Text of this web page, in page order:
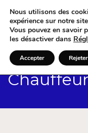
Nous utilisons des
expérience sur notre
Vous pouvez en savoir
les désactiver dans
Accepter Rejeter